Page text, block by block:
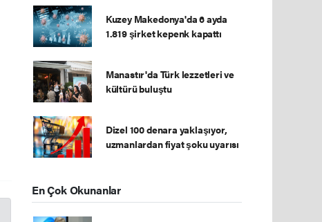
Kuzey Makedonya'da 6 ayda
1.819 şirket kepenk kapattı
Manastır'da Türk lezzetleri ve
kültürü buluştu
Dizel 100 denara yaklaşıyor,
uzmanlardan fiyat şoku uyarısı
En Çok Okunanlar